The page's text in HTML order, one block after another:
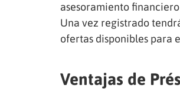
asesoramiento
Una vez registrado
ofertas disponibles para
Ventajas de